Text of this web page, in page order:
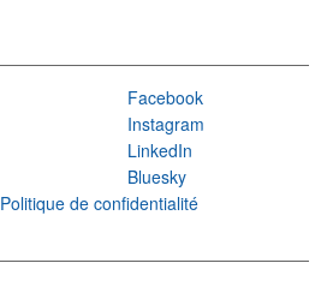
Facebook
Instagram
LinkedIn
Bluesky
Politique de confidentialité